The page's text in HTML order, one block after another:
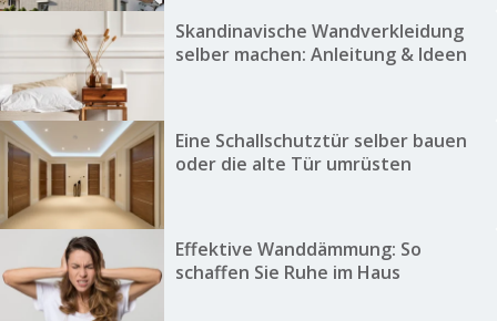
Skandinavische Wandverkleidung
selber machen: Anleitung & Ideen
Eine Schallschutztür selber bauen
oder die alte Tür umrüsten
Effektive Wanddämmung: So
schaffen Sie Ruhe im Haus